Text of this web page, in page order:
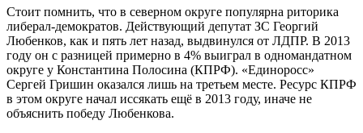
Стоит помнить, что в северном округе популярна риторика
либерал-демократов. Действующий депутат ЗС Георгий
Любенков, как и пять лет назад, выдвинулся от ЛДПР. В 2013
году он с разницей примерно в 4% выиграл в одномандатном
округе у Константина Полосина (КПРФ). «Единоросс»
Сергей Гришин оказался лишь на третьем месте. Ресурс КПРФ
в этом округе начал иссякать ещё в 2013 году, иначе не
объяснить победу Любенкова.